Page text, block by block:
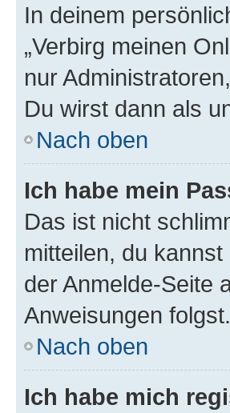
In deinem
„Verbirg meinen
nur
Du wirst dann als
Nach oben
Ich habe mein
Das ist nicht
mitteilen, du
der Anmelde-Seite
Anweisungen
Nach oben
Ich habe mich